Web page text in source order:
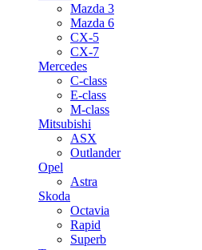
Mazda 3
Mazda 6
CX-5
CX-7
Mercedes
C-class
E-class
M-class
Mitsubishi
ASX
Outlander
Opel
Astra
Skoda
Octavia
Rapid
Superb